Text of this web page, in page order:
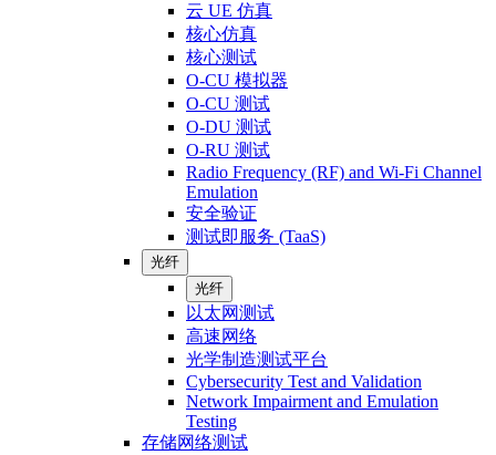
云 UE 仿真
核心仿真
核心测试
O-CU 模拟器
O-CU 测试
O-DU 测试
O-RU 测试
Radio Frequency (RF) and Wi-Fi Channel
Emulation
安全验证
测试即服务 (TaaS)
光纤
光纤
以太网测试
高速网络
光学制造测试平台
Cybersecurity Test and Validation
Network Impairment and Emulation
Testing
存储网络测试